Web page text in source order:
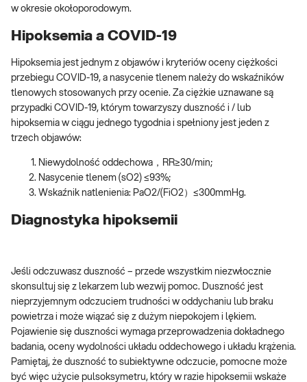
w okresie okołoporodowym.
Hipoksemia a COVID-19
Hipoksemia jest jednym z objawów i kryteriów oceny ciężkości
przebiegu COVID-19, a nasycenie tlenem należy do wskaźników
tlenowych stosowanych przy ocenie. Za ciężkie uznawane są
przypadki COVID-19, którym towarzyszy duszność i / lub
hipoksemia w ciągu jednego tygodnia i spełniony jest jeden z
trzech objawów:
Niewydolność oddechowa，RR≥30/min;
Nasycenie tlenem (sO2) ≤93%;
Wskaźnik natlenienia: PaO2/(FiO2）≤300mmHg.
Diagnostyka hipoksemii
Jeśli odczuwasz duszność – przede wszystkim niezwłocznie
skonsultuj się z lekarzem lub wezwij pomoc. Duszność jest
nieprzyjemnym odczuciem trudności w oddychaniu lub braku
powietrza i może wiązać się z dużym niepokojem i lękiem.
Pojawienie się duszności wymaga przeprowadzenia dokładnego
badania, oceny wydolności układu oddechowego i układu krążenia.
Pamiętaj, że duszność to subiektywne odczucie, pomocne może
być więc użycie pulsoksymetru, który w razie hipoksemii wskaże